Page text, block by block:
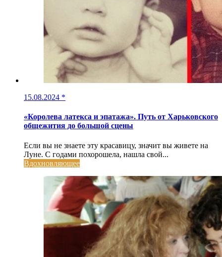
15.08.2024 *
«Королева латекса и эпатажа». Путь от Харьковского
общежития до большой сцены
Если вы не знаете эту красавицу, значит вы живете на
Луне. С годами похорошела, нашла свой...
Вдохновляющее